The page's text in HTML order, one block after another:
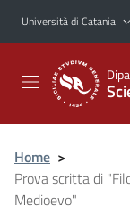
Vai al contenuto
Vai al menu di
Università di Catania
Home >
Prova scritta di
Medioevo"